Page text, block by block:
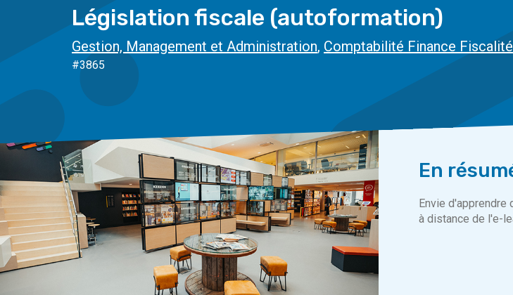
Législation fiscale (autoformation)
Gestion, Management et Administration, Comptabilité Finance Fiscalité
#3865
En
Envie
à distance de l'e-